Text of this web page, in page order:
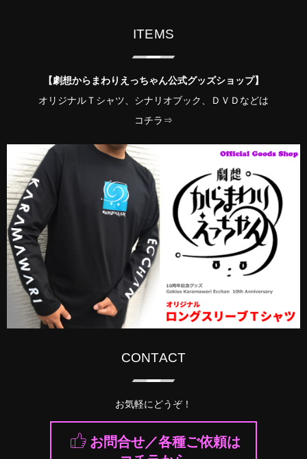
ITEMS
【劇想からまわりえっちゃん公式グッズショップ】
オリジナルＴシャツ、シナリオブック、ＤＶＤなどは
コチラ⇒
CONTACT
お気軽にどうぞ！
お問合せ／各種ご依頼は